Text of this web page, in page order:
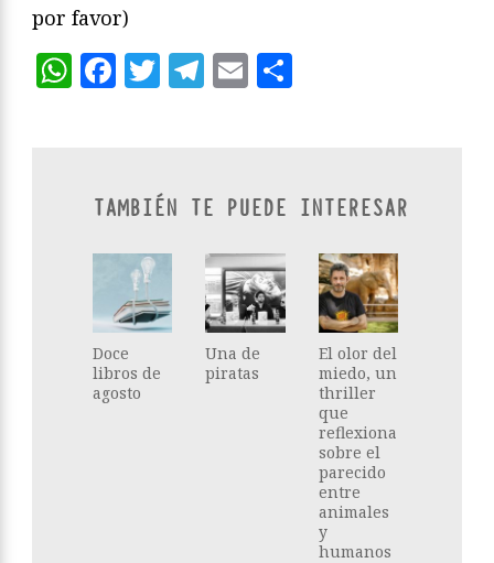
por favor)
WhatsApp
Facebook
Twitter
Telegram
Email
TAMBIÉN TE PUEDE INTERESAR
Doce
libros de
agosto
Una de
piratas
El olor del
miedo, un
thriller
que
reflexiona
sobre el
parecido
entre
animales
y
humanos